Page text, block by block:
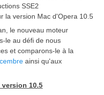
SSE2
la version Mac d'Opera 10.5
le nouveau moteur
le au défi de nous
et comparons-le à la
ainsi qu'aux
version 10.5